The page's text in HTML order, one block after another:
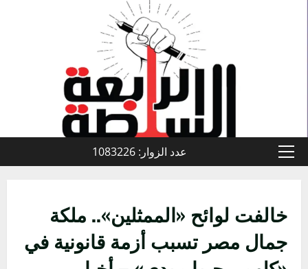
القائمة
عدد الزوار: 1083226
خالفت لوائح «الممثلين».. ملكة
جمال مصر تسبب أزمة قانونية في